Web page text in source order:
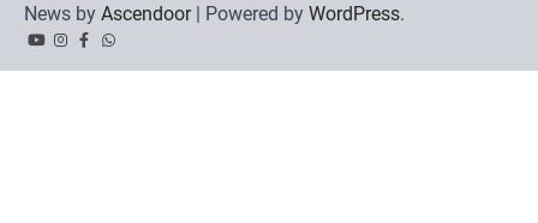
News by Ascendoor| Powered by WordPress.
YouTubeInstagram
Facebook
Whatsapp